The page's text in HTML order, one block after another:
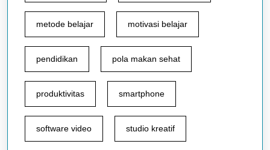
metode belajar motivasi belajar
pendidikan pola makan sehat
produktivitas smartphone
software video studio kreatif